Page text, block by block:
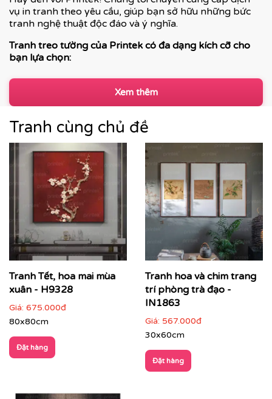
vụ in tranh theo yêu cầu, giúp bạn sở hữu những bức
tranh nghệ thuật độc đáo và ý nghĩa.
Tranh treo tường của Printek có đa dạng kích cỡ cho
bạn lựa chọn:
Xem thêm
Tranh cùng chủ đề
Tranh Tết, hoa mai mùa
xuân - H9328
Giá: 675.000đ
80x80cm
Đặt hàng
Tranh hoa và chim trang
trí phòng trà đạo -
IN1863
Giá: 567.000đ
30x60cm
Đặt hàng